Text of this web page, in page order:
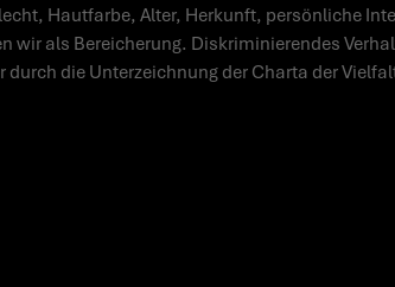
Hautfarbe, Alter, Herkunft, persönliche
wir als Bereicherung. Diskriminierendes
die Unterzeichnung der Charta der